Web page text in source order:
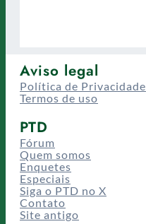
Aviso legal
Política de Privacidade
Termos de uso
PTD
Fórum
Quem somos
Enquetes
Especiais
Siga o PTD no X
Contato
Site antigo